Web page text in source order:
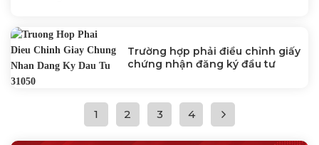
Trường hợp phải điều chỉnh giấy
chứng nhận đăng ký đầu tư
1 2 3 4